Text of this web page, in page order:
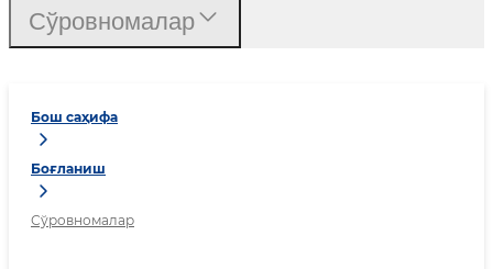
Бош саҳифа
Боғланиш
Сўровномалар
Сўровномалар